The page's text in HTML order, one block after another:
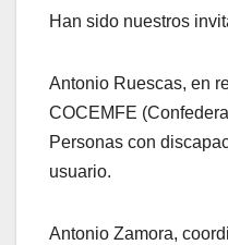
Han sido nuestros
Antonio Ruescas, en
COCEMFE
Personas con
usuario.
Antonio Zamora,